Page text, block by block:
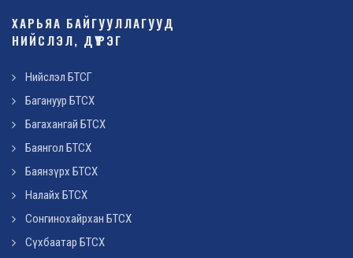
ХАРЬЯА БАЙГУУЛЛАГУУД
НИЙСЛЭЛ, ДҮҮРЭГ
Нийслэл БТСГ
Багануур БТСХ
Багахангай БТСХ
Баянгол БТСХ
Баянзүрх БТСХ
Налайх БТСХ
Сонгинохайрхан БТСХ
Сүхбаатар БТСХ